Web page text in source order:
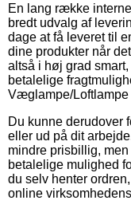
En lang række
bredt udvalg af
dage at få leveret til
dine produkter når
altså i høj grad
betalelige
Væglampe/Loftlampe
Du kunne derudover
eller ud på dit
mindre prisbillig,
betalelige mulighed
du selv henter
online